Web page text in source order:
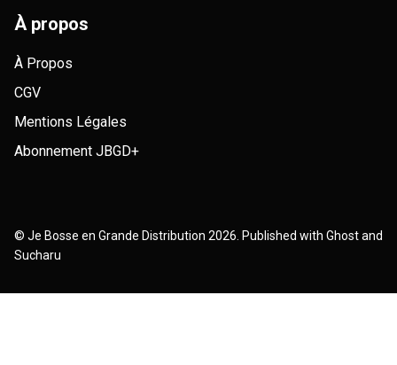
À propos
À Propos
CGV
Mentions Légales
Abonnement JBGD+
© Je Bosse en Grande Distribution 2026. Published with Ghostand
Sucharu